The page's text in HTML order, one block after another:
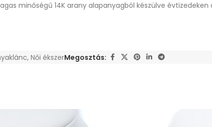
minőségű 14K arany alapanyagból készülve évtizedeken
, Női ékszerMegosztás: